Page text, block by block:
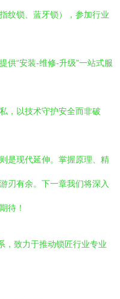
纹锁、蓝牙锁），参加行业
供“安装-维修-升级”一站式服
，以技术守护安全而非破
是现代延伸。掌握原理、精
刃有余。下一章我们将深入
待！
致力于推动锁匠行业专业